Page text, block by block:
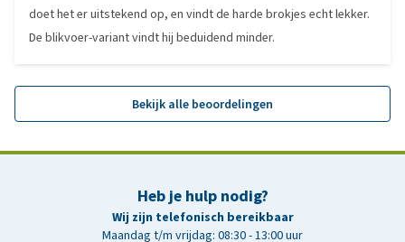
doet het er uitstekend op, en vindt de harde brokjes echt lekker.
De blikvoer-variant vindt hij beduidend minder.
Bekijk alle beoordelingen
Heb je hulp nodig?
Wij zijn telefonisch bereikbaar
Maandag t/m vrijdag: 08:30 - 13:00 uur